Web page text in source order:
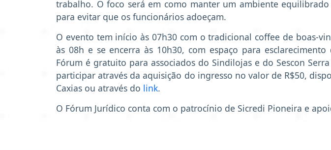
trabalho. O foco será em como manter um ambiente
para evitar que os funcionários adoeçam.
O evento tem início às 07h30 com o tradicional coffee de boas-
às 08h e se encerra às 10h30, com espaço para
Fórum é gratuito para associados do Sindilojas e do Sescon
participar através da aquisição do ingresso no valor de R$50,
Caxias ou através do link.
O Fórum Jurídico conta com o patrocínio de Sicredi Pioneira e